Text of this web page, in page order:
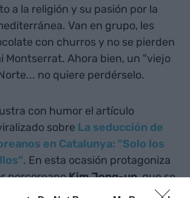
a la religión y su pasión por la
Van en grupo, les
con churros y no se pierden
Montserrat. Ahora bien, un "viejo
no quiere perdérselo.
con humor el artículo
sobre La seducción de
en Catalunya: "Solo los
. En esta ocasión protagoniza
norcoreanoKim Jong-un, que se
vecino y tomar uno de los